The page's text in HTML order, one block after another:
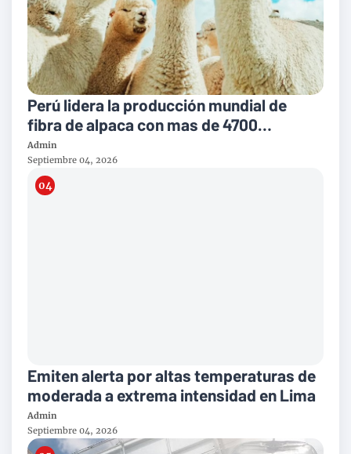
Perú lidera la producción mundial de
fibra de alpaca con mas de 4700
toneladas al año
Admin
Septiembre 04, 2026
Emiten alerta por altas temperaturas de
moderada a extrema intensidad en Lima
Admin
Septiembre 04, 2026